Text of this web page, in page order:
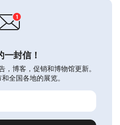
一封信！
，博客，促销和博物馆更新。
全国各地的展览。